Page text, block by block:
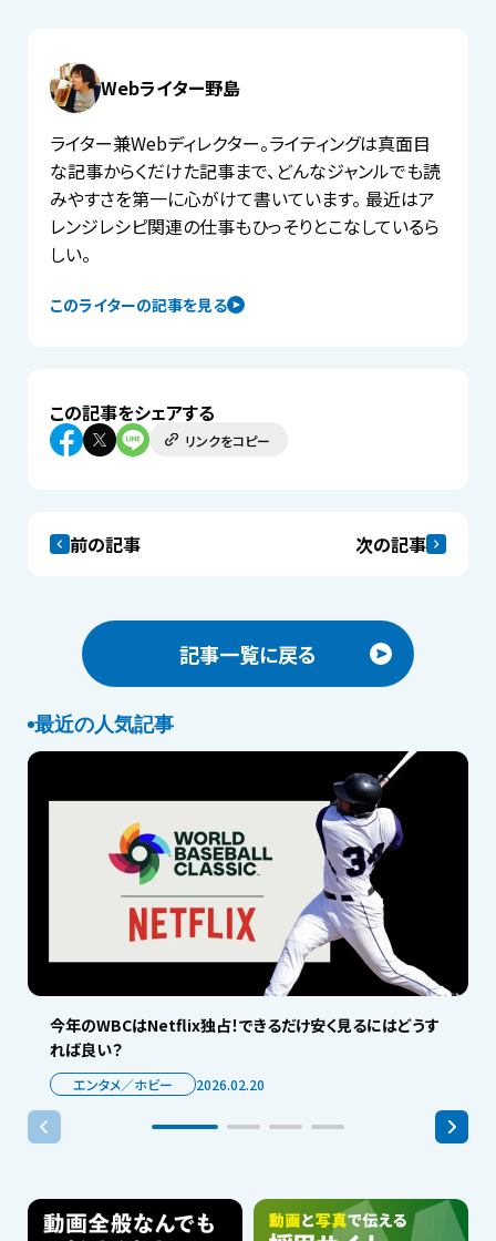
Webライター野島
このライターの記事を見る
ライター兼Webディレクター。ライティングは真面目
な記事からくだけた記事まで、どんなジャンルでも読
みやすさを第一に心がけて書いています。 最近はア
レンジレシピ関連の仕事もひっそりとこなしているら
しい。
この記事をシェアする
リンクをコピー
前の記事 次の記事
記事一覧に戻る
最近の人気記事
今年のWBCはNetflix独占！できるだけ安く見るにはどうす
れば良い？
エンタメ／ホビー 2026.02.20